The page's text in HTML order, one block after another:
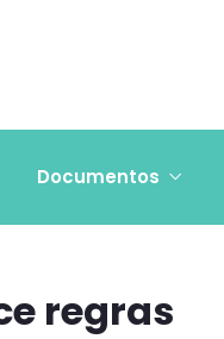
Documentos
regras